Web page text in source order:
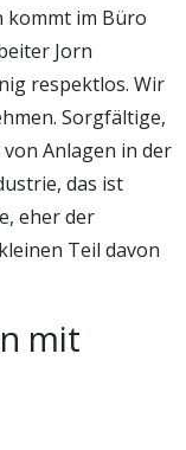
kommt im Büro
Jorn
respektlos. Wir
Sorgfältige,
Anlagen in der
das ist
eher der
Teil davon
mit